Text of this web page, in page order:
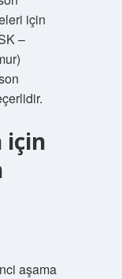
için
–
için
aşama